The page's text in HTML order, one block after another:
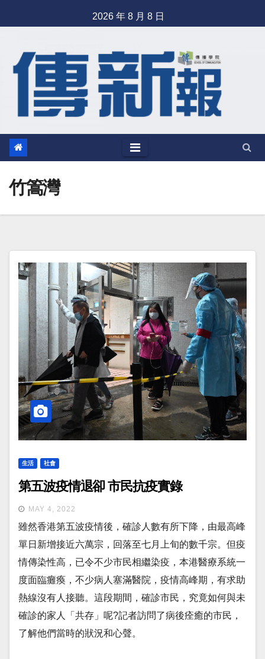
to
2026 年 8 月 8 日
竹篙灣
生活 社會
第五波疫情退卻 市民抗疫實錄
MAY 4, 2022
雖然香港第五波疫情後，確診人數有所下降，由最高峰
單日新增接近六萬宗，回落至七月上旬的數千宗。但疫
情傳染性高，已令不少市民相繼染疫，本港醫療系統一
度面臨癱瘓，不少病人塞滿醫院，疫情高峰期，有求助
熱線沒有人接聽。這段期間，確診市民，究竟如何與未
確診的家人「共存」呢?記者訪問了病後痊癒的市民，
了解他們當時的狀況和心聲。